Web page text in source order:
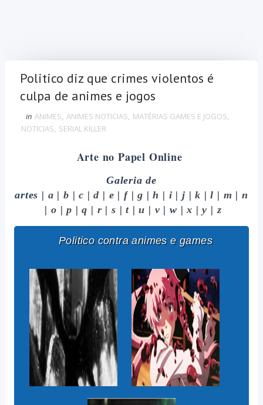
Politico diz que crimes violentos é
culpa de animes e jogos
in ANIMES, ANIMES NOTICIAS, MATÉRIAS GAMES E JOGOS,
NOTICIAS, SERIAL KILLER
Arte no Papel Online
Galeria de
artes | a | b | c | d | e | f | g | h | i | j | k | l | m | n
| o | p | q | r | s | t | u | v | w | x | y | z
Politico contra animes e games